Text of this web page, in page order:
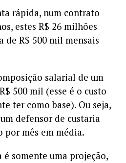
rápida, num contrato
estes R$ 26 milhões
de R$ 500 mil mensais
salarial de um
500 mil (esse é o custo
ter como base). Ou seja,
defensor de custaria
por mês em média.
é somente uma projeção,